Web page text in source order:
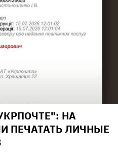
НА
ПЕЧАТАТЬ ЛИЧНЫЕ